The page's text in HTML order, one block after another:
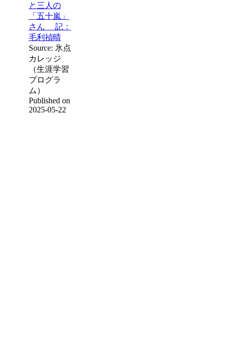
と三人の
「五十嵐」
さん 記：
毛利禎晴
Source: 氷点
カレッジ
（生涯学習
プログラ
ム）
Published on
2025-05-22